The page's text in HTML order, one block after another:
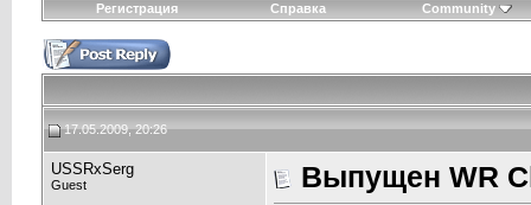
Регистрация Справка Community
17.05.2009, 20:26
USSRxSerg
Guest
Выпущен WR